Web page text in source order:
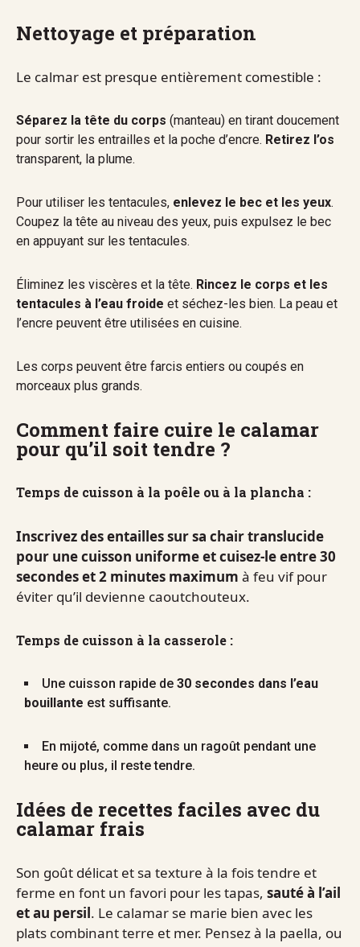
Nettoyage et préparation
Le calmar est presque entièrement comestible :
Séparez la tête du corps (manteau) en tirant doucement
pour sortir les entrailles et la poche d’encre. Retirez l’os
transparent, la plume.
Pour utiliser les tentacules, enlevez le bec et les yeux.
Coupez la tête au niveau des yeux, puis expulsez le bec
en appuyant sur les tentacules.
Éliminez les viscères et la tête. Rincez le corps et les
tentacules à l’eau froide et séchez-les bien. La peau et
l’encre peuvent être utilisées en cuisine.
Les corps peuvent être farcis entiers ou coupés en
morceaux plus grands.
Comment faire cuire le calamar
pour qu’il soit tendre ?
Temps de cuisson à la poêle ou à la plancha :
Inscrivez des entailles sur sa chair translucide
pour une cuisson uniforme et cuisez-le entre 30
secondes et 2 minutes maximum à feu vif pour
éviter qu’il devienne caoutchouteux.
Temps de cuisson à la casserole :
Une cuisson rapide de 30 secondes dans l’eau
bouillante est suffisante.
En mijoté, comme dans un ragoût pendant une
heure ou plus, il reste tendre.
Idées de recettes faciles avec du
calamar frais
Son goût délicat et sa texture à la fois tendre et
ferme en font un favori pour les tapas, sauté à l’ail
et au persil. Le calamar se marie bien avec les
plats combinant terre et mer. Pensez à la paella, ou